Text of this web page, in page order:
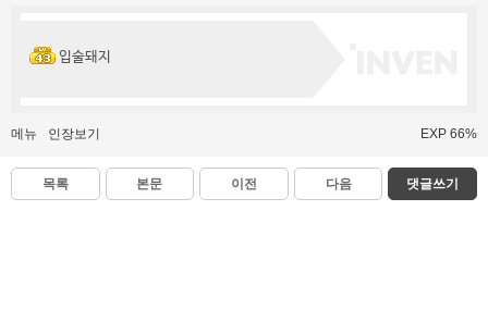
입술돼지
메뉴 인장보기 EXP 66%
목록 본문 이전 다음 댓글쓰기